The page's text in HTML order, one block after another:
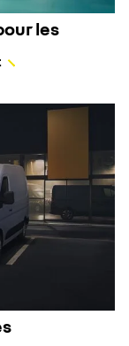
les